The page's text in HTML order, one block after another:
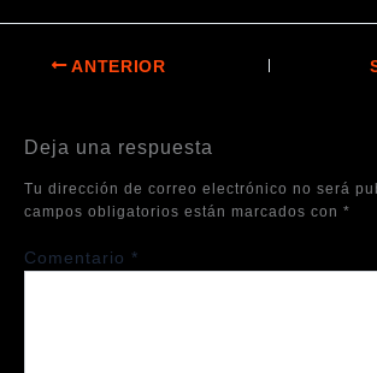
ANTERIOR
Deja una respuesta
Tu dirección de correo electrónico no será
campos obligatorios están marcados con *
Comentario *